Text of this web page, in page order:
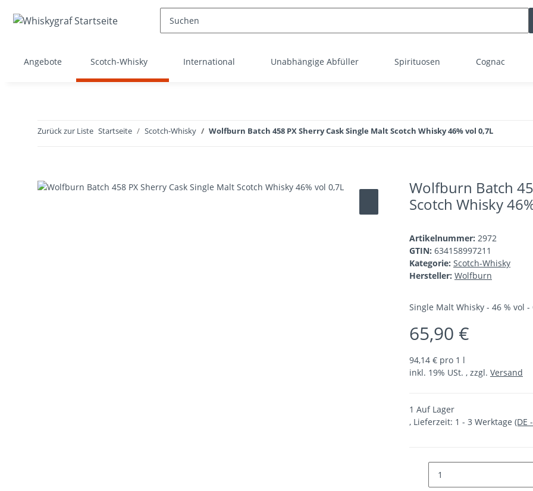
Angebote Scotch-Whisky International Unabhängige Abfüller Spirituosen Cognac
Zurück zur Liste Startseite Scotch-Whisky Wolfburn Batch 458 PX Sherry Cask Single Malt Scotch Whisky 46% vol 0,7L
Wolfburn Batch
Scotch Whisky
Artikelnummer: 2972
GTIN: 634158997211
Kategorie: Scotch-Whisky
Hersteller: Wolfburn
Single Malt Whisky - 46 % vol -
65,90 €
94,14 € pro 1 l
inkl. 19% USt. , zzgl. Versand
1 Auf Lager
, Lieferzeit: 1 - 3 Werktage (DE